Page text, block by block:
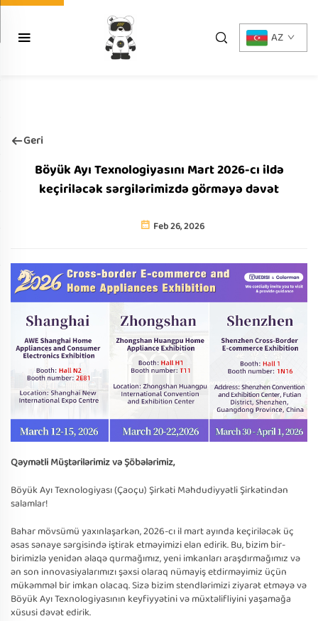
AZ
Geri
Böyük Ayı Texnologiyasını Mart 2026-cı ildə
keçiriləcək sərgilərimizdə görməyə dəvət
Feb 26, 2026
Qəymətli Müştərilərimiz və Şöbələrimiz,
Böyük Ayı Texnologiyası (Çaoçu) Şirkəti Məhdudiyyətli Şirkətindən
salamlar!
Bahar mövsümü yaxınlaşarkən, 2026-cı il mart ayında keçiriləcək üç
əsas sənaye sərgisində iştirak etməyimizi elan edirik. Bu, bizim bir-
birimizlə yenidən əlaqə qurmağımız, yeni imkanları araşdırmağımız və
ən son innovasiyalarımızı şəxsi olaraq nümayiş etdirməyimiz üçün
mükəmməl bir imkan olacaq. Sizə bizim stendlərimizi ziyarət etməyə və
Böyük Ayı Texnologiyasının keyfiyyətini və müxtəlifliyini yaşamağa
xüsusi dəvət edirik.